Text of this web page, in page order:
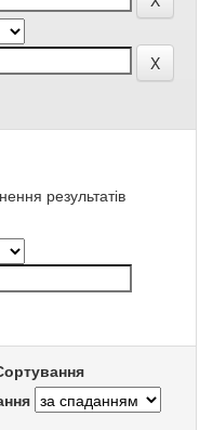
результатів